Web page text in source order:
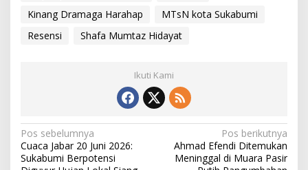
Kinang Dramaga Harahap
MTsN kota Sukabumi
Resensi
Shafa Mumtaz Hidayat
Ikuti Kami
N
a
Pos sebelumnya
Cuaca Jabar 20 Juni 2026:
Sukabumi Berpotensi
Pos berikutnya
Ahmad Efendi Ditemukan
Meninggal di Muara Pasir